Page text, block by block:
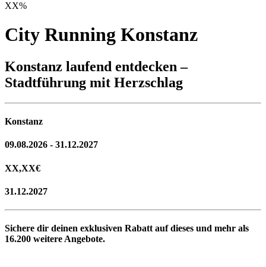
XX%
City Running Konstanz
Konstanz laufend entdecken –
Stadtführung mit Herzschlag
Konstanz
09.08.2026 - 31.12.2027
XX,XX€
31.12.2027
Sichere dir deinen exklusiven Rabatt auf dieses und mehr als
16.200 weitere Angebote.